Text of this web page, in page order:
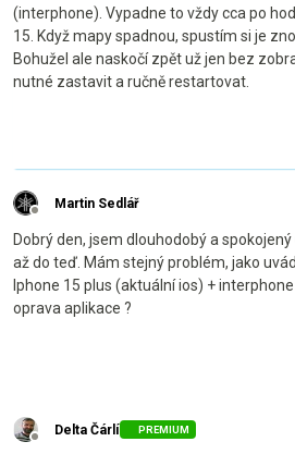
(interphone). Vypadne to vždy cca po
15. Když mapy spadnou, spustím si je
Bohužel ale naskočí zpět už jen bez
nutné zastavit a ručně restartovat.
Offline
Martin Sedlář
Dobrý den, jsem dlouhodobý a
až do teď. Mám stejný problém, jako
Iphone 15 plus (aktuální ios) +
oprava aplikace ?
Offline
Delta Čárlí PREMIUM